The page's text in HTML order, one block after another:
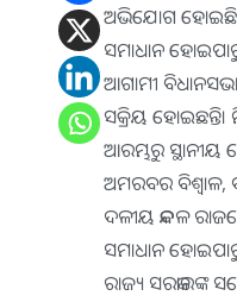
ଅଭିଯୋଗ ହୋଇଛି।
ସମାଧାନ
ଆଗାମୀ
ସକ୍ରିୟ ହୋଇଛନ୍ତି।
ଆରମ୍ଭରୁ ସ୍ଥାନୀୟ
ଅମରବର ବିଶ୍ୱାଳ,
ଦଳୀୟ କନ୍ଦଳ
ସମାଧାନ
ରାଜ୍ୟ ସରକାରଙ୍କ